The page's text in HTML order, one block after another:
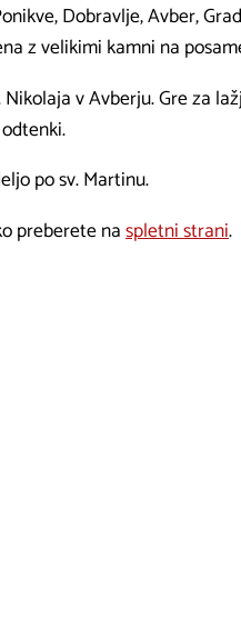
Dobravlje, Avber,
z velikimi kamni na
v Avberju. Gre za
po sv. Martinu.
preberete naspletni strani.